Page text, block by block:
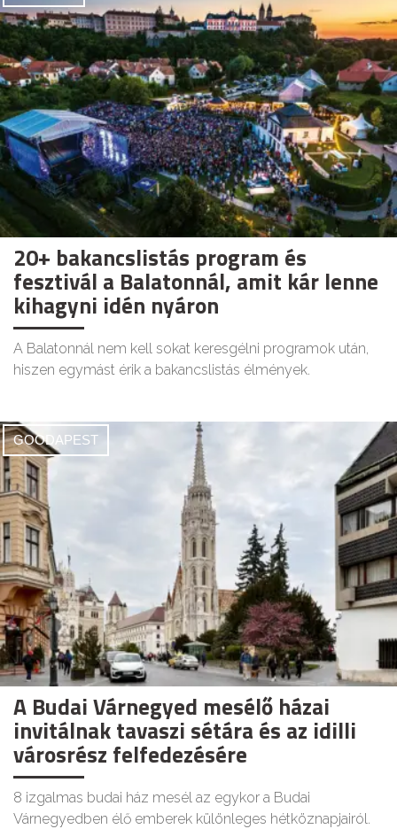
20+ bakancslistás program és
fesztivál a Balatonnál, amit kár lenne
kihagyni idén nyáron
A Balatonnál nem kell sokat keresgélni programok után,
hiszen egymást érik a bakancslistás élmények.
GOODAPEST
A Budai Várnegyed mesélő házai
invitálnak tavaszi sétára és az idilli
városrész felfedezésére
8 izgalmas budai ház mesél az egykor a Budai
Várnegyedben élő emberek különleges hétköznapjairól.